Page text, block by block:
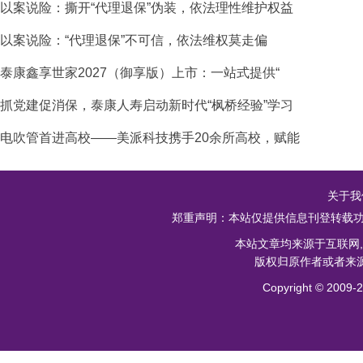
以案说险：撕开“代理退保”伪装，依法理性维护权益
以案说险：“代理退保”不可信，依法维权莫走偏
泰康鑫享世家2027（御享版）上市：一站式提供“
抓党建促消保，泰康人寿启动新时代“枫桥经验”学习
电吹管首进高校——美派科技携手20余所高校，赋能
关于
郑重声明：本站仅提供信息刊登转载
本站文章均来源于互联
版权归原作者或者来
Copyright © 2009-